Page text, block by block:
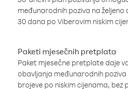
međunarodnih poziva na
30 dana po Viberovim niskim
Paketi mjesečnih pretplata
Paket mjesečne pretplate daje
obavljanja međunarodnih poziva
brojeve po niskim cijenama, bez